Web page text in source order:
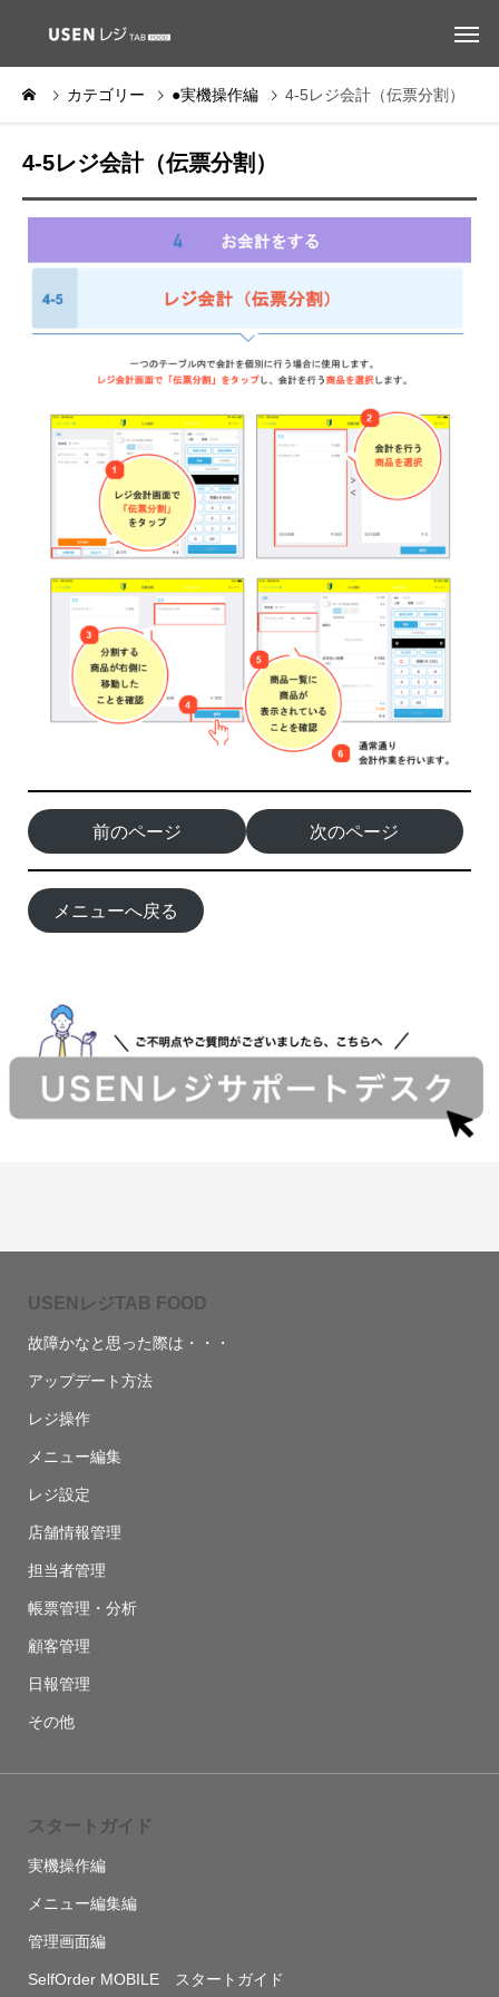
カテゴリー ●実機操作編 4-5レジ会計（伝票分割）
4-5レジ会計（伝票分割）
前のページ 次のページ
メニューへ戻る
USENレジTAB FOOD
故障かなと思った際は・・・
アップデート方法
レジ操作
メニュー編集
レジ設定
店舗情報管理
担当者管理
帳票管理・分析
顧客管理
日報管理
その他
スタートガイド
実機操作編
メニュー編集編
管理画面編
SelfOrder MOBILE スタートガイド